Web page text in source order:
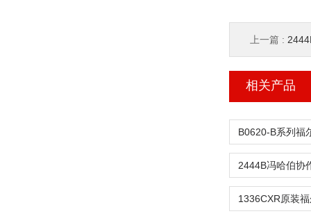
上一篇 :
相关产品